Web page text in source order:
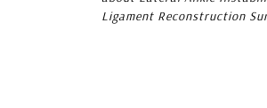
Ligament Reconstruction